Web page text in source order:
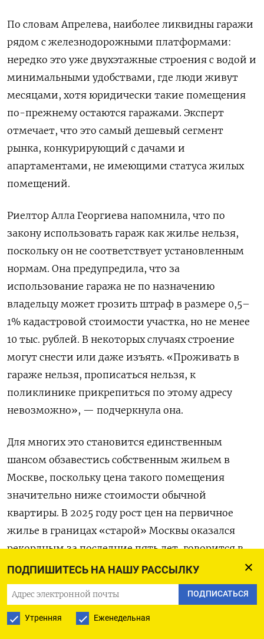
ПОДПИШИТЕСЬ НА НАШУ РАССЫЛКУ
ПОДПИСАТЬСЯ
Утренняя Еженедельная
По словам Апрелева, наиболее ликвидны гаражи
рядом с железнодорожными платформами:
нередко это уже двухэтажные строения с водой и
минимальными удобствами, где люди живут
месяцами, хотя юридически такие помещения
по-прежнему остаются гаражами. Эксперт
отмечает, что это самый дешевый сегмент
рынка, конкурирующий с дачами и
апартаментами, не имеющими статуса жилых
помещений.
Риелтор Алла Георгиева напомнила, что по
закону использовать гараж как жилье нельзя,
поскольку он не соответствует установленным
нормам. Она предупредила, что за
использование гаража не по назначению
владельцу может грозить штраф в размере 0,5–
1% кадастровой стоимости участка, но не менее
10 тыс. рублей. В некоторых случаях строение
могут снести или даже изъять. «Проживать в
гараже нельзя, прописаться нельзя, к
поликлинике прикрепиться по этому адресу
невозможно», — подчеркнула она.
Для многих это становится единственным
шансом обзавестись собственным жильем в
Москве, поскольку цена такого помещения
значительно ниже стоимости обычной
квартиры. В 2025 году рост цен на первичное
жилье в границах «старой» Москвы оказался
рекордным за последние пять лет, говорится в
сообщении компании «Метриум». Годовой
прирост составил 29% — это максимальное
значение за весь анализируемый период. В
абсолютных цифрах средняя стоимость